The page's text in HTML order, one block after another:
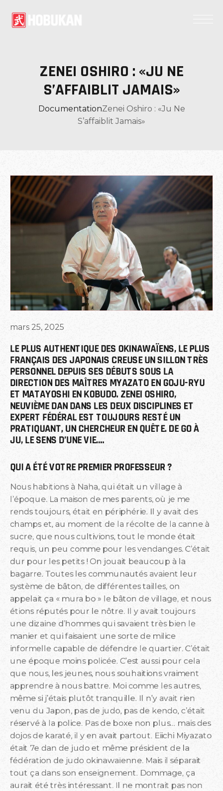
ZENEI OSHIRO : «JU NE
S’AFFAIBLIT JAMAIS»
DocumentationZenei Oshiro : «Ju Ne
S’affaiblit Jamais»
mars 25, 2025
LE PLUS AUTHENTIQUE DES OKINAWAÏENS, LE PLUS
FRANÇAIS DES JAPONAIS CREUSE UN SILLON TRÈS
PERSONNEL DEPUIS SES DÉBUTS SOUS LA
DIRECTION DES MAÎTRES MYAZATO EN GOJU-RYU
ET MATAYOSHI EN KOBUDO. ZENEI OSHIRO,
NEUVIÈME DAN DANS LES DEUX DISCIPLINES ET
EXPERT FÉDÉRAL EST TOUJOURS RESTÉ UN
PRATIQUANT, UN CHERCHEUR EN QUÊTE. DE GO À
JU, LE SENS D’UNE VIE.…
QUI A ÉTÉ VOTRE PREMIER PROFESSEUR ?
Nous habitions à Naha, qui était un village à
l’époque. La maison de mes parents, où je me
rends toujours, était en périphérie. Il y avait des
champs et, au moment de la récolte de la canne à
sucre, que nous cultivions, tout le monde était
requis, un peu comme pour les vendanges. C’était
dur pour les petits ! On jouait beaucoup à la
bagarre. Toutes les communautés avaient leur
système de bâton, de différentes tailles, on
appelait ça « mura bo » le bâton de village, et nous
étions réputés pour le nôtre. Il y avait toujours
une dizaine d’hommes qui savaient très bien le
manier et qui faisaient une sorte de milice
informelle capable de défendre le quartier. C’était
une époque moins policée. C’est aussi pour cela
que nous, les jeunes, nous souhaitions vraiment
apprendre à nous battre. Moi comme les autres,
même si j’étais plutôt tranquille. Il n’y avait rien
venu du Japon, pas de judo, pas de kendo, c’était
réservé à la police. Pas de boxe non plus… mais des
dojos de karaté, il y en avait partout. Eiichi Miyazato
était 7e dan de judo et même président de la
fédération de judo okinawaïenne. Mais il séparait
tout ça dans son enseignement. Dommage, ça
aurait été très intéressant. Il ne montrait pas non